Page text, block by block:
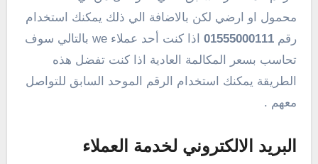
محمول او ارضي لكن بالاضافة الي ذلك يمكنك استخدام
رقم 01555000111
اذا كنت أحد عملاء we بالتالي سوف
تحاسب بسعر المكالمة العادية اذا كنت تفضل هذه
الطريقة يمكنك استخدام الرقم الموحد السابق للتواصل
معهم .
البريد الالكتروني لخدمة العملاء